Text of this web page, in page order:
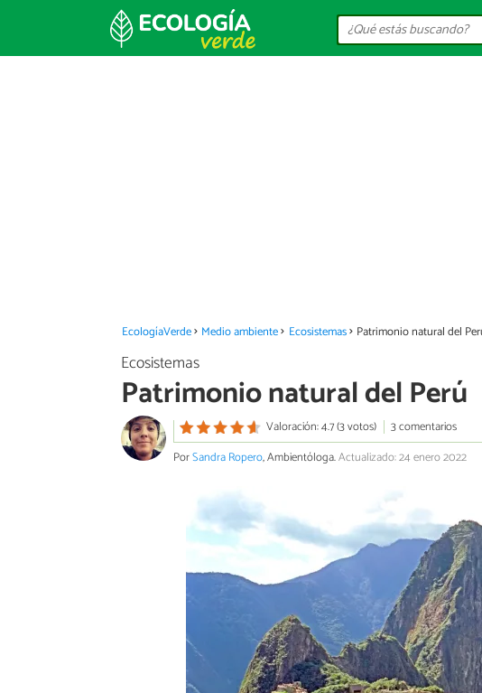
EcologíaVerde Medio ambiente Ecosistemas Patrimonio natural del
Ecosistemas
Patrimonio natural del Perú
Valoración: 4.7 (3 votos)
3 comentarios
PorSandra Ropero, Ambientóloga.Actualizado: 24 enero 2022